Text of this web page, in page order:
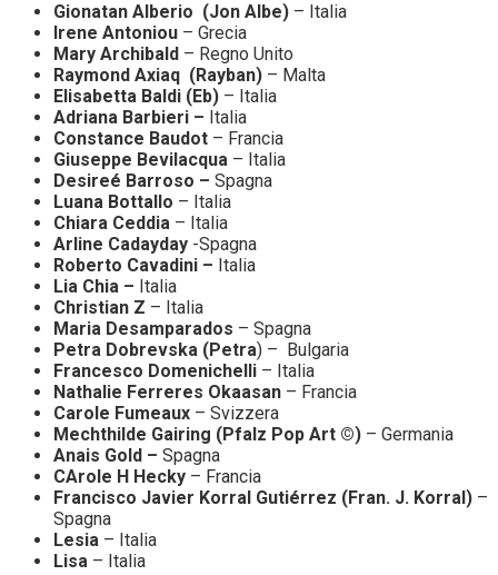
Gionatan Alberio (Jon Albe) – Italia
Irene Antoniou – Grecia
Mary Archibald – Regno Unito
Raymond Axiaq (Rayban) – Malta
Elisabetta Baldi (Eb) – Italia
Adriana Barbieri – Italia
Constance Baudot – Francia
Giuseppe Bevilacqua – Italia
Desireé Barroso – Spagna
Luana Bottallo – Italia
Chiara Ceddia – Italia
Arline Cadayday -Spagna
Roberto Cavadini – Italia
Lia Chia – Italia
Christian Z – Italia
Maria Desamparados – Spagna
Petra Dobrevska (Petra) – Bulgaria
Francesco Domenichelli – Italia
Nathalie Ferreres Okaasan – Francia
Carole Fumeaux – Svizzera
Mechthilde Gairing (Pfalz Pop Art ©) – Germania
Anais Gold – Spagna
CArole H Hecky – Francia
Francisco Javier Korral Gutiérrez (Fran. J. Korral) –
Spagna
Lesia – Italia
Lisa – Italia